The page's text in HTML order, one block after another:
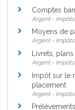
Comptes
Argent -
Moyens de
Argent -
Livrets,
Argent -
Impôt sur le
placement
Argent -